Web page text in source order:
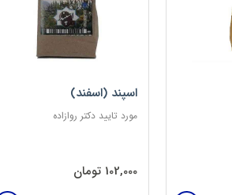
اسپند (اسفند)
مورد تایید دکتر روازاده
102,000 تومان